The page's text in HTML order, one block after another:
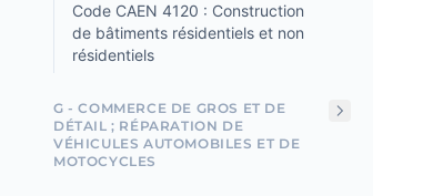
Code CAEN 4120 : Construction
de bâtiments résidentiels et non
résidentiels
G - COMMERCE DE GROS ET DE
DÉTAIL ; RÉPARATION DE
VÉHICULES AUTOMOBILES ET DE
MOTOCYCLES